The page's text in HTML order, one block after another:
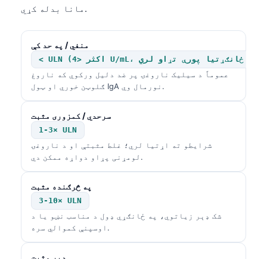
مانا بدله کړي.
منفي / په حد کې
عموماً د سیلیک ناروغۍ پر ضد دلیل ورکوي که ناروغ
ګلوټن خوري او ټول IgA نورمال وي.
سرحدي / کمزوری مثبت
1-3× ULN
شرایطو ته اړتیا لري؛ غلط مثبتې او د ناروغۍ
لومړنی پړاو دواړه ممکن دي.
په څرګنده مثبت
3-10× ULN
شک ډېر زیاتوي، په ځانګړي ډول د مناسب نښو یا د
اوسپنې کموالي سره.
ډېر مثبت